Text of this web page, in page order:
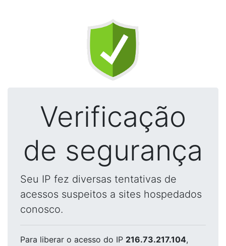
Verificação
de segurança
Seu IP fez diversas tentativas de
acessos suspeitos a sites hospedados
conosco.
Para liberar o acesso do IP 216.73.217.104,